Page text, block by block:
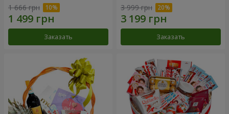
1 666 грн
Заказать
3 999 грн
Заказать